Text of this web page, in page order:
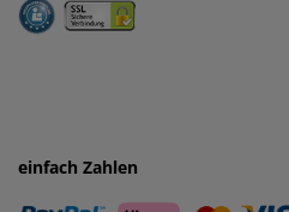
einfach Zahlen